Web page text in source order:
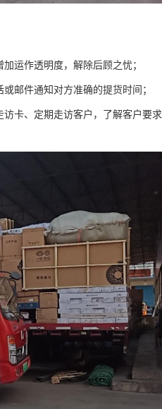
运作透明度，解除后顾之忧；
邮件通知对方准确的提货时间；
卡、定期走访客户，了解客户要